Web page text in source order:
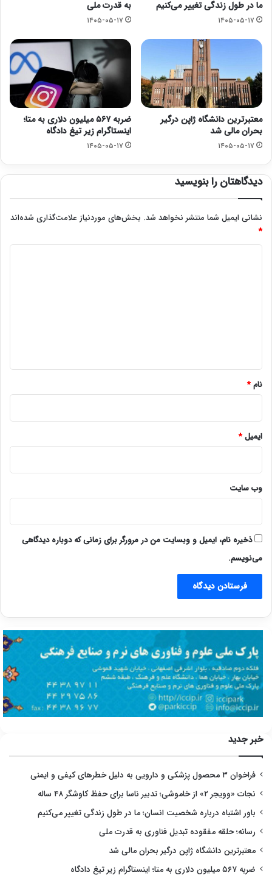
ما در طول زندگی تغییر می‌کنیم
۱۴۰۵-۰۵-۱۷
به قدرت ملی
۱۴۰۵-۰۵-۱۷
معتبرترین دانشگاه ژاپن درگیر
بحران مالی شد
۱۴۰۵-۰۵-۱۷
ضربه ۵۶۷ میلیون دلاری به متا؛
اینستاگرام زیر تیغ دادگاه
۱۴۰۵-۰۵-۱۷
دیدگاهتان را بنویسید
نشانی ایمیل شما منتشر نخواهد شد. بخش‌های موردنیاز علامت‌گذاری شده‌اند
*
نام*
ایمیل*
وب‌ سایت
ذخیره نام، ایمیل و وبسایت من در مرورگر برای زمانی که دوباره دیدگاهی
می‌نویسم.
خبر جدید
فراخوان ۳ محصول پزشکی و دارویی به دلیل خطرهای کیفی و ایمنی
نجات «وویجر ۲» از خاموشی؛ تدبیر ناسا برای حفظ کاوشگر ۴۸ ساله
باور اشتباه درباره شخصیت انسان؛ ما در طول زندگی تغییر می‌کنیم
رسانه؛ حلقه مفقوده تبدیل فناوری به قدرت ملی
معتبرترین دانشگاه ژاپن درگیر بحران مالی شد
ضربه ۵۶۷ میلیون دلاری به متا؛ اینستاگرام زیر تیغ دادگاه